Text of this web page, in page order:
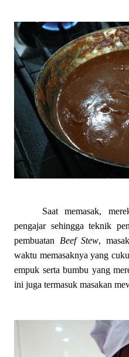
Saat memasak,
pengajar sehingga teknik
pembuatan Beef Stew,
waktu memasaknya yang
empuk serta bumbu yang
ini juga termasuk masakan